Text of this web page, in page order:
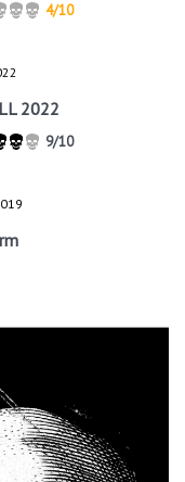
4/10
2022
9/10